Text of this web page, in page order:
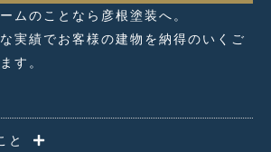
ムのことなら彦根塗装へ。
実績でお客様の建物を納得のいくご
す。
と